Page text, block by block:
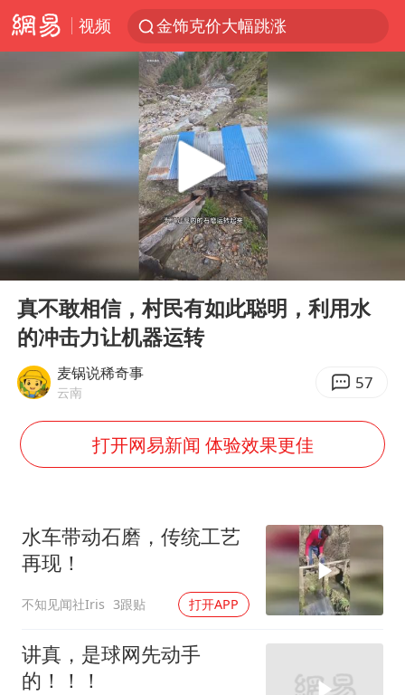
视频
金饰克价大幅跳涨
台风“白海豚”影响中国已成定局
台风“鲸鱼”停编
李在明批驻韩美军拖延归还用地说明啥
陕西柞水县突发泥石流致1死2失联
曝侯明昊违反交规被约谈
“梅姨”准确年龄仍未知
南昌一规划馆现“阴间座椅”字样
小区物业费要上涨 谁说了算
中国经济展现强大韧性和活力
Play
00:00
真不敢相信，村民有如此聪明，利用水
的冲击力让机器运转
麦锅说稀奇事
云南 57
打开网易新闻 体验效果更佳
水车带动石磨，传统工艺
再现！
不知见闻社Iris 3跟贴 打开APP
讲真，是球网先动手
的！！！